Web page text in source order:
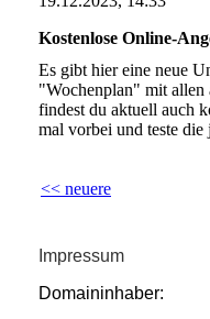
Kostenlose Online-
Es gibt hier eine neue
"Wochenplan" mit
findest du aktuell auch
mal vorbei und teste
<< neuere
Impressum
Domaininhaber: